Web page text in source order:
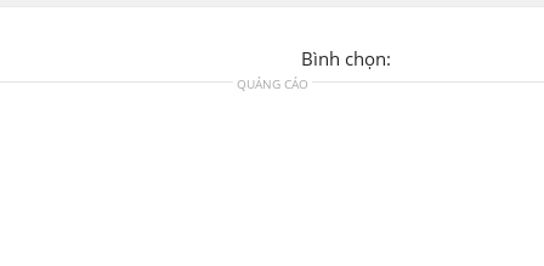
Bình chọn:
QUẢNG CÁO